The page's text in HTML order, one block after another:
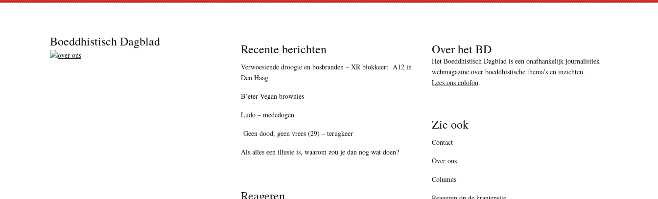
Boeddhistisch Dagblad Recente berichten
Verwoestende droogte en bosbranden – XR blokkeert A12 in
Den Haag
B’eter Vegan brownies
Ludo – mededogen
Geen dood, geen vrees (29) – terugkeer
Als alles een illusie is, waarom zou je dan nog wat doen?
Reageren
Over het BD
Het Boeddhistisch Dagblad is een onafhankelijk journalistiek
webmagazine over boeddhistische thema’s en inzichten.
Lees ons colofon.
Zie ook
Contact
Over ons
Columns